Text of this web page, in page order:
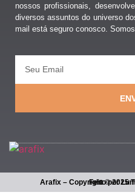
nossos profissionais,
diversos assuntos do universo
mail está seguro conosco.
Arafix – Copyright © 2025
Feito por